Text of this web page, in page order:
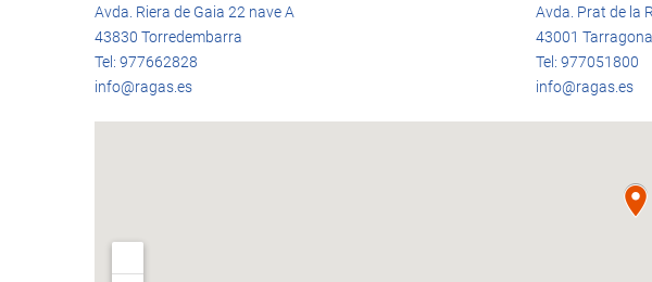
Avda. Riera de Gaia 22 nave A
43830 Torredembarra
Tel: 977662828
info@ragas.es
Avda. Prat de la
43001 Tarragona
Tel: 977051800
info@ragas.es